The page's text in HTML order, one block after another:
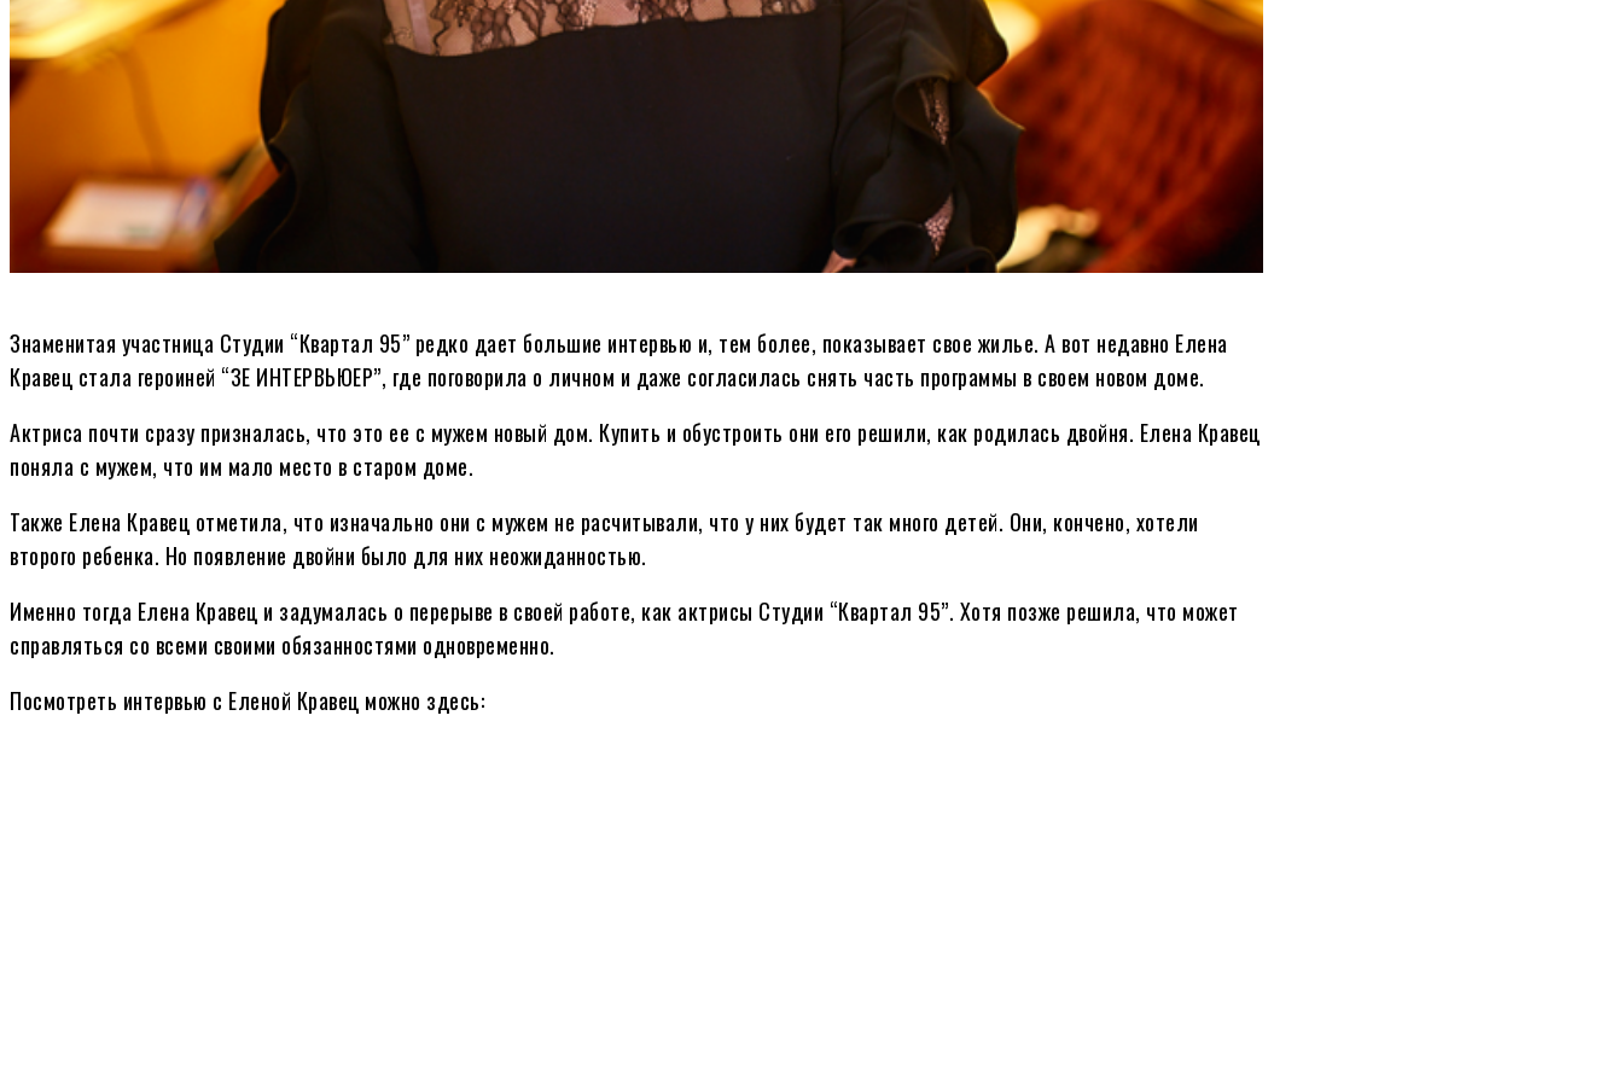
Знаменитая участница Студии “Квартал 95” редко дает большие интервью и, тем более, показывает свое жилье. А вот недавно Елена
Кравец стала героиней “ЗЕ ИНТЕРВЬЮЕР”, где поговорила о личном и даже согласилась снять часть программы в своем новом доме.
Актриса почти сразу призналась, что это ее с мужем новый дом. Купить и обустроить они его решили, как родилась двойня. Елена Кравец
поняла с мужем, что им мало место в старом доме.
Также Елена Кравец отметила, что изначально они с мужем не расчитывали, что у них будет так много детей. Они, кончено, хотели
второго ребенка. Но появление двойни было для них неожиданностью.
Именно тогда Елена Кравец и задумалась о перерыве в своей работе, как актрисы Студии “Квартал 95”. Хотя позже решила, что может
справляться со всеми своими обязанностями одновременно.
Посмотреть интервью с Еленой Кравец можно здесь: